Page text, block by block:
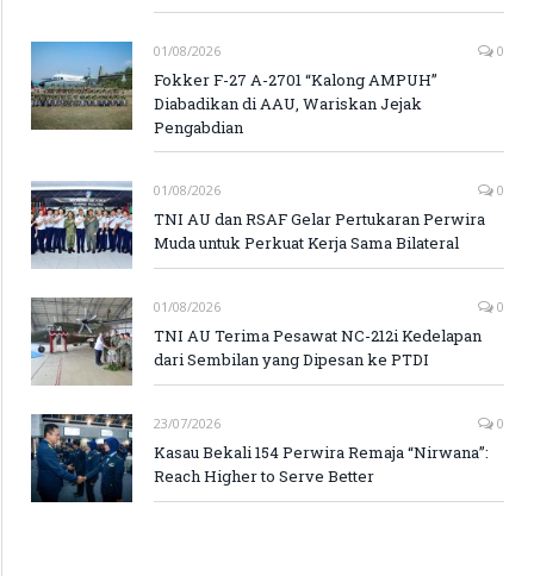
01/08/2026 0
Fokker F-27 A-2701 “Kalong AMPUH”
Diabadikan di AAU, Wariskan Jejak
Pengabdian
01/08/2026 0
TNI AU dan RSAF Gelar Pertukaran Perwira
Muda untuk Perkuat Kerja Sama Bilateral
01/08/2026 0
TNI AU Terima Pesawat NC-212i Kedelapan
dari Sembilan yang Dipesan ke PTDI
23/07/2026 0
Kasau Bekali 154 Perwira Remaja “Nirwana”:
Reach Higher to Serve Better